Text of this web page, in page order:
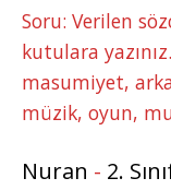
Soru: Verilen
kutulara
masumiyet,
müzik, oyun,
Nuran - 2.